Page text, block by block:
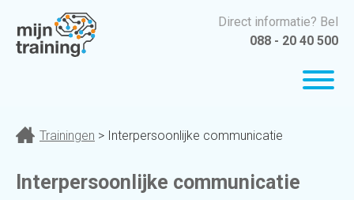
Direct informatie? Bel
088 - 20 40 500
Trainingen > Interpersoonlijke communicatie
Interpersoonlijke communicatie